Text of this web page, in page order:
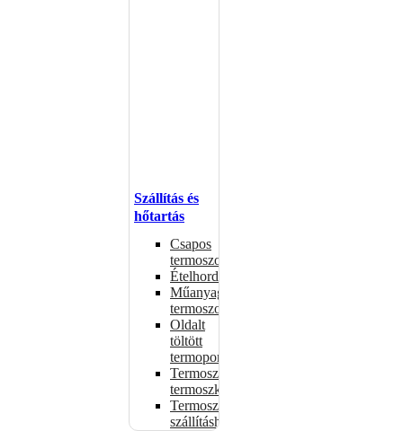
Szállítás és
hőtartás
Csapos
termoszok
Ételhordók
Műanyag
termoszok
Oldalt
töltött
termoportok
Termoszok,
termoszkannák
Termoszsákok
szállításhoz